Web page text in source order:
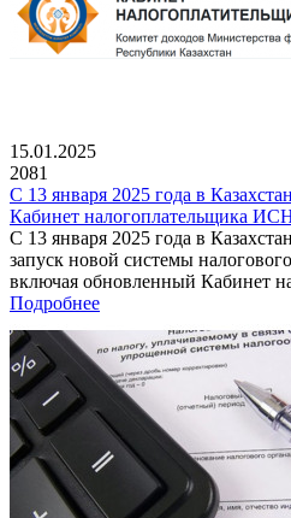
15.01.2025
2081
С 13 января 2025 года в
Кабинет налогоплательщика
С 13 января 2025 года в
запуск новой системы
включая обновленный Кабинет
Подробнее